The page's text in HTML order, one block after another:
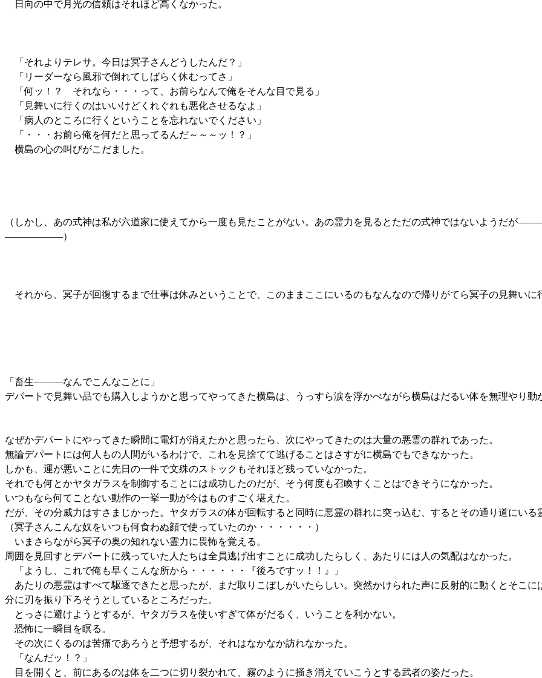
日向の中で月光の信頼はそれほど高くなかった。
「それよりテレサ。今日は冥子さんどうしたんだ？」
「リーダーなら風邪で倒れてしばらく休むってさ」
「何ッ！？ それなら・・・って、お前らなんで俺をそんな目で見る」
「見舞いに行くのはいいけどくれぐれも悪化させるなよ」
「病人のところに行くということを忘れないでください」
「・・・お前ら俺を何だと思ってるんだ～～～ッ！？」
横島の心の叫びがこだました。
（しかし、あの式神は私が六道家に使えてから一度も見たことがない。あの霊力を見るとただの式神ではないようだが
――――――）
それから、冥子が回復するまで仕事は休みということで、このままここにいるのもなんなので帰りがてら冥子の見舞いに
「畜生―――なんでこんなことに」
デパートで見舞い品でも購入しようかと思ってやってきた横島は、うっすら涙を浮かべながら横島はだるい体を無理やり動
なぜかデパートにやってきた瞬間に電灯が消えたかと思ったら、次にやってきたのは大量の悪霊の群れであった。
無論デパートには何人もの人間がいるわけで、これを見捨てて逃げることはさすがに横島でもできなかった。
しかも、運が悪いことに先日の一件で文殊のストックもそれほど残っていなかった。
それでも何とかヤタガラスを制御することには成功したのだが、そう何度も召喚すくことはできそうになかった。
いつもなら何てことない動作の一挙一動が今はものすごく堪えた。
だが、その分威力はすさまじかった。ヤタガラスの体が回転すると同時に悪霊の群れに突っ込む、するとその通り道にいる
（冥子さんこんな奴をいつも何食わぬ顔で使っていたのか・・・・・・）
いまさらながら冥子の奥の知れない霊力に畏怖を覚える。
周囲を見回すとデパートに残っていた人たちは全員逃げ出すことに成功したらしく、あたりには人の気配はなかった。
「ようし、これで俺も早くこんな所から・・・・・・『後ろですッ！！』」
あたりの悪霊はすべて駆逐できたと思ったが、まだ取りこぼしがいたらしい。突然かけられた声に反射的に動くとそこ
分に刃を振り下ろそうとしているところだった。
とっさに避けようとするが、ヤタガラスを使いすぎて体がだるく、いうことを利かない。
恐怖に一瞬目を瞑る。
その次にくるのは苦痛であろうと予想するが、それはなかなか訪れなかった。
「なんだッ！？」
目を開くと、前にあるのは体を二つに切り裂かれて、霧のように掻き消えていこうとする武者の姿だった。